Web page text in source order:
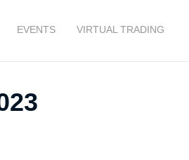
EVENTS VIRTUAL TRADING